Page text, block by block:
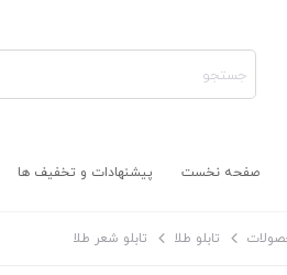
صفحه نخست پیشنهادات و تخفیف ها
تابلو طلا تابلو شعر طلا